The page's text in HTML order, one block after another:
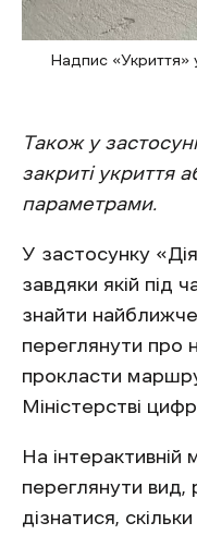
Надпис «Укриття»
Також у
закриті укриття
параметрами.
У застосунку
завдяки якій під
знайти
переглянути про
прокласти
Міністерстві
На
переглянути вид,
дізнатися,